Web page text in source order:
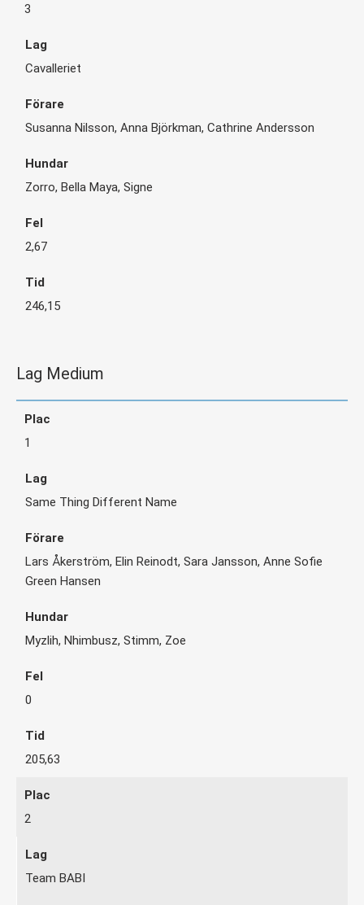
3
Cavalleriet
Susanna Nilsson, Anna Björkman, Cathrine Andersson
Zorro, Bella Maya, Signe
2,67
246,15
Lag Medium
1
Same Thing Different Name
Lars Åkerström, Elin Reinodt, Sara Jansson, Anne Sofie
Green Hansen
Myzlih, Nhimbusz, Stimm, Zoe
0
205,63
2
Team BABI